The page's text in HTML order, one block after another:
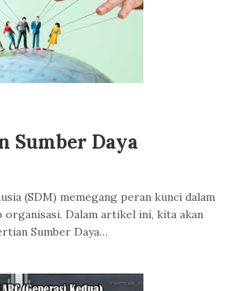
Sumber Daya
(SDM) memegang peran kunci dalam
organisasi. Dalam artikel ini, kita akan
Sumber Daya…